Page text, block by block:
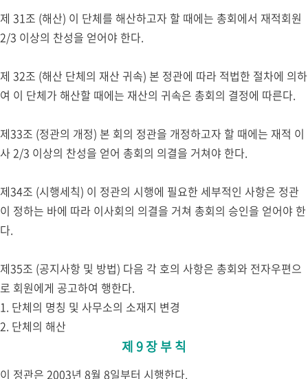
제 31조 (해산) 이 단체를 해산하고자 할 때에는 총회에서 재적회원
2/3 이상의 찬성을 얻어야 한다.
제 32조 (해산 단체의 재산 귀속) 본 정관에 따라 적법한 절차에 의하
여 이 단체가 해산할 때에는 재산의 귀속은 총회의 결정에 따른다.
제33조 (정관의 개정) 본 회의 정관을 개정하고자 할 때에는 재적 이
사 2/3 이상의 찬성을 얻어 총회의 의결을 거쳐야 한다.
제34조 (시행세칙) 이 정관의 시행에 필요한 세부적인 사항은 정관
이 정하는 바에 따라 이사회의 의결을 거쳐 총회의 승인을 얻어야 한
다.
제35조 (공지사항 및 방법) 다음 각 호의 사항은 총회와 전자우편으
로 회원에게 공고하여 행한다.
1. 단체의 명칭 및 사무소의 소재지 변경
2. 단체의 해산
제 9 장 부 칙
이 정관은 2003년 8월 8일부터 시행한다.